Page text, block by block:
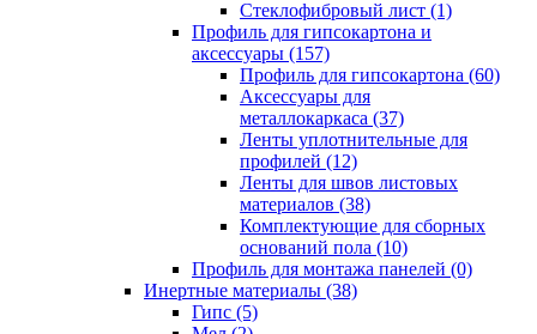
Cтеклофибровый лист (1)
Профиль для гипсокартона и
аксессуары (157)
Профиль для гипсокартона (60)
Аксессуары для
металлокаркаса (37)
Ленты уплотнительные для
профилей (12)
Ленты для швов листовых
материалов (38)
Комплектующие для сборных
оснований пола (10)
Профиль для монтажа панелей (0)
Инертные материалы (38)
Гипс (5)